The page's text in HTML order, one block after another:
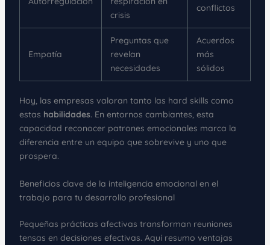
crisis
conflictos
Empatía
Preguntas que
revelan
necesidades
Acuerdos
más
sólidos
Hoy, las empresas valoran tanto las hard skills como
estas habilidades. En entornos cambiantes, esta
capacidad reconocer patrones emocionales marca la
diferencia entre un equipo que sobrevive y uno que
prospera.
Beneficios clave de la inteligencia emocional en el
trabajo para tu desarrollo profesional
Pequeñas prácticas afectivas transforman reuniones
tensas en decisiones efectivas. Aquí resumo ventajas